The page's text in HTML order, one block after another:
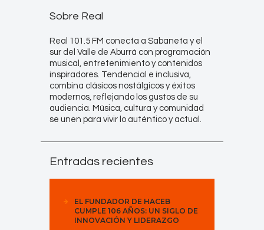
Sobre Real
Real 101.5 FM conecta a Sabaneta y el
sur del Valle de Aburrá con programación
musical, entretenimiento y contenidos
inspiradores. Tendencial e inclusiva,
combina clásicos nostálgicos y éxitos
modernos, reflejando los gustos de su
audiencia. Música, cultura y comunidad
se unen para vivir lo auténtico y actual.
Entradas recientes
EL FUNDADOR DE HACEB
CUMPLE 106 AÑOS: UN SIGLO DE
INNOVACIÓN Y LIDERAZGO